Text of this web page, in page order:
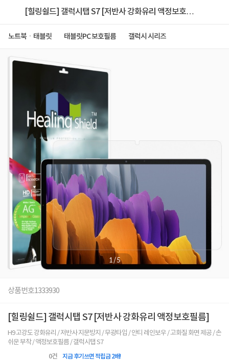
[힐링쉴드] 갤럭시탭 S7 [저반사 강화유리 액정보호필
노트북ㆍ태블릿 태블릿PC 보호필름 갤럭시 시리즈
1/5
상품번호1333930
[힐링쉴드] 갤럭시탭 S7 [저반사 강화유리 액정보호필름]
H9 고강도 강화유리 / 저반사 지문방지 / 무광타입 / 안티 레인보우 / 고화질 화면 제공 / 손
쉬운 부착 / 액정보호필름 / 갤럭시탭 S7
0건 지금 후기쓰면 적립금 2배!